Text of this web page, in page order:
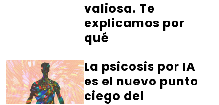
valiosa. Te
explicamos por
qué
La psicosis por IA
es el nuevo punto
ciego del